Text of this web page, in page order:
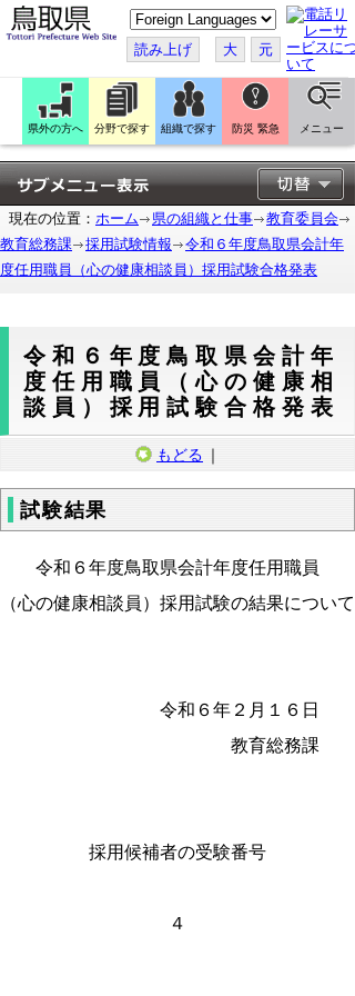
こ
の
ペ
ー
ジ
翻
訳
す
る
読み上げ 大 元
県外の方へ 分野で探す 組織で探す 防災 緊急 メニュー
現在の位置： ホーム 県の組織と仕事
教育委員会
教育総務課
採用試験情報
令和６年度鳥取県会計年
度任用職員（心の健康相談員）採用試験合格発表
令和６年度鳥取県会計年
度任用職員（心の健康相
談員）採用試験合格発表
もどる ｜
試験結果
令和６年度鳥取県会計年度任用職員
（心の健康相談員）採用試験の結果について
令和６年２月１６日
教育総務課
採用候補者の受験番号
４